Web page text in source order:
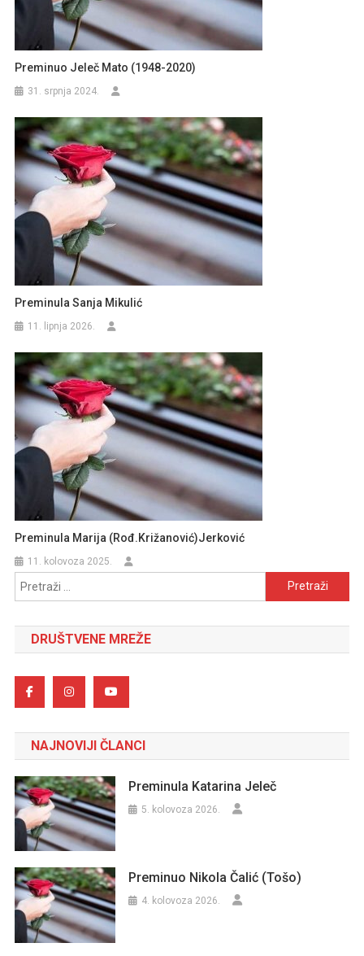
Preminuo Jeleč Mato (1948-2020)
31. srpnja 2024.
Preminula Sanja Mikulić
11. lipnja 2026.
Preminula Marija (rođ.Križanović)Jerković
11. kolovoza 2025.
Pretraži:
DRUŠTVENE MREŽE
NAJNOVIJI ČLANCI
Preminula Katarina Jeleč
5. kolovoza 2026.
Preminuo Nikola Čalić (Tošo)
4. kolovoza 2026.